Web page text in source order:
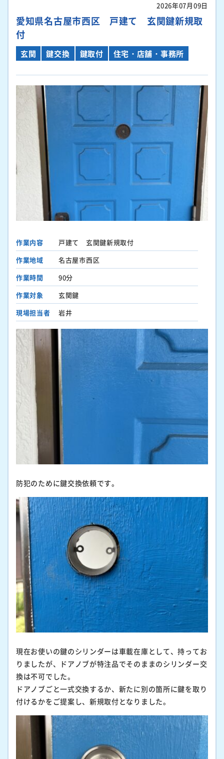
2026年07月09日
愛知県名古屋市西区 戸建て 玄関鍵新規取
付
玄関 鍵交換 鍵取付 住宅・店舗・事務所
作業内容
戸建て 玄関鍵新規取付
作業地域
名古屋市西区
作業時間
90分
作業対象
玄関鍵
現場担当者
岩井
防犯のために鍵交換依頼です。
現在お使いの鍵のシリンダーは車載在庫として、持ってお
りましたが、ドアノブが特注品でそのままのシリンダー交
換は不可でした。
ドアノブごと一式交換するか、新たに別の箇所に鍵を取り
付けるかをご提案し、新規取付となりました。